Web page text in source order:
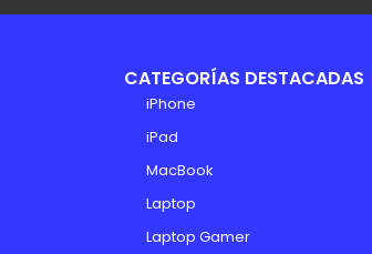
CATEGORÍAS DESTACADAS
iPhone
iPad
MacBook
Laptop
Laptop Gamer